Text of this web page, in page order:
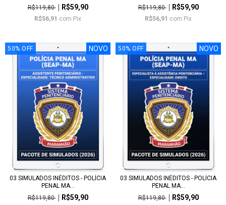
R$119,80
R$59,90
R$56,91 com Pix
R$119,80
R$59,90
R$56,91 com Pix
50% OFF NOVO
03 SIMULADOS INÉDITOS - POLÍCIA
PENAL MA...
R$119,80
R$59,90
50% OFF NOVO
03 SIMULADOS INÉDITOS - POLÍCIA
PENAL MA...
R$119,80
R$59,90